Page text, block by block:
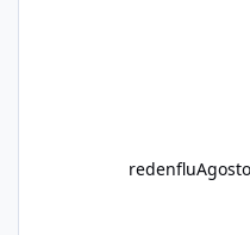
redenflu